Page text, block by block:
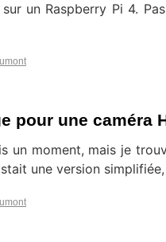
un Raspberry Pi 4.
pour une caméra
un moment, mais je
une version